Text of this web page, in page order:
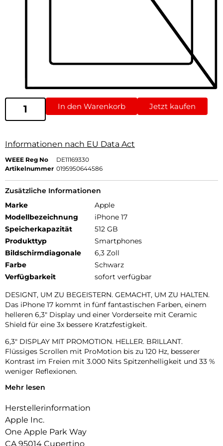
In den Warenkorb Jetzt kaufen
Informationen nach EU Data Act
WEEE Reg No
DE11169330
Artikelnummer 0195950644586
Zusätzliche Informationen
Marke
Apple
Modellbezeichnung
iPhone 17
Speicherkapazität
512 GB
Produkttyp
Smartphones
Bildschirmdiagonale
6,3 Zoll
Farbe
Schwarz
Verfügbarkeit
sofort verfügbar
DESIGNT, UM ZU BEGEISTERN. GEMACHT, UM ZU HALTEN.
Das iPhone 17 kommt in fünf fantastischen Farben, einem
helleren 6,3″ Display und einer Vorderseite mit Ceramic
Shield für eine 3x bessere Kratzfestigkeit.
6,3″ DISPLAY MIT PROMOTION. HELLER. BRILLANT.
Flüssiges Scrollen mit ProMotion bis zu 120 Hz, besserer
Kontrast im Freien mit 3.000 Nits Spitzenhelligkeit und 33 %
weniger Reflexionen.
UNGLAUBLICHE FOTOS.
2x Zoom in optischer Qualität und der 48 MP Fusion
Ultraweitwinkel-Kamera machst du superhochauflösende
Fotos ganz automatisch.
Mehr lesen
Herstellerinformation
Apple Inc.
One Apple Park Way
CA 95014 Cupertino